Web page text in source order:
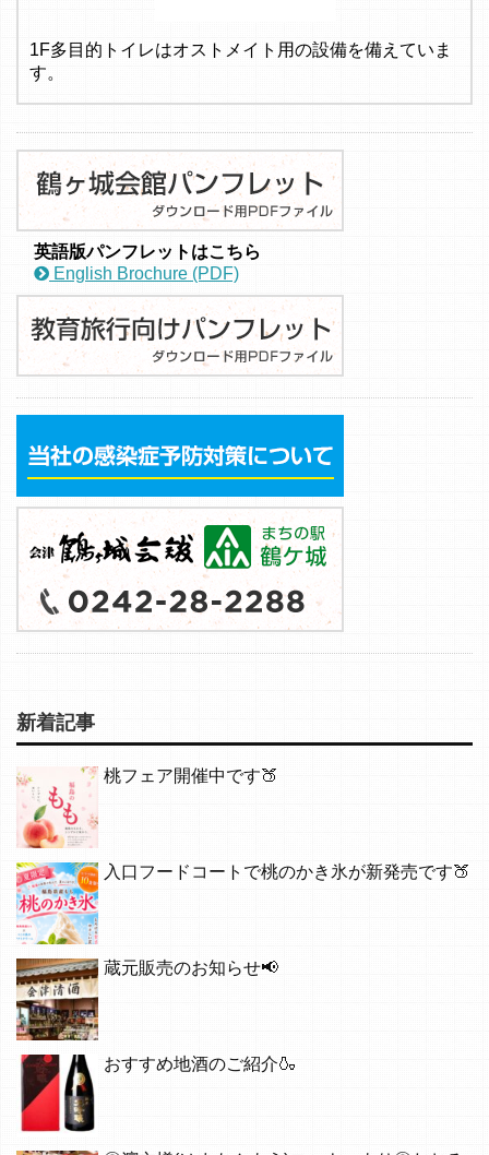
1F多目的トイレはオストメイト用の設備を備えていま
す。
英語版パンフレットはこちら
English Brochure (PDF)
新着記事
桃フェア開催中です🍑
入口フードコートで桃のかき氷が新発売です🍑
蔵元販売のお知らせ📢
おすすめ地酒のご紹介🍶